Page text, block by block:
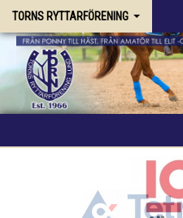
TORNS RYTTARFÖRENING